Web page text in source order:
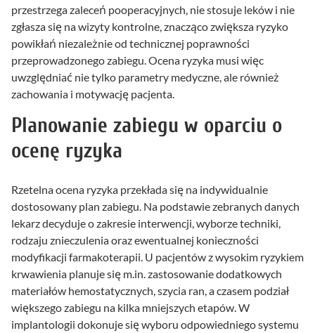
przestrzega zaleceń pooperacyjnych, nie stosuje leków i nie
zgłasza się na wizyty kontrolne, znacząco zwiększa ryzyko
powikłań niezależnie od technicznej poprawności
przeprowadzonego zabiegu. Ocena ryzyka musi więc
uwzględniać nie tylko parametry medyczne, ale również
zachowania i motywację pacjenta.
Planowanie zabiegu w oparciu o
ocenę ryzyka
Rzetelna ocena ryzyka przekłada się na indywidualnie
dostosowany plan zabiegu. Na podstawie zebranych danych
lekarz decyduje o zakresie interwencji, wyborze techniki,
rodzaju znieczulenia oraz ewentualnej konieczności
modyfikacji farmakoterapii. U pacjentów z wysokim ryzykiem
krwawienia planuje się m.in. zastosowanie dodatkowych
materiałów hemostatycznych, szycia ran, a czasem podział
większego zabiegu na kilka mniejszych etapów. W
implantologii dokonuje się wyboru odpowiedniego systemu